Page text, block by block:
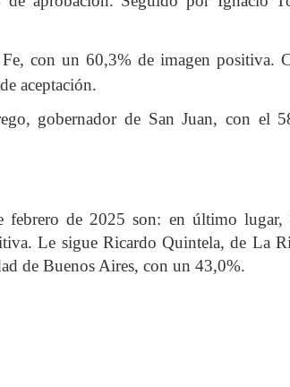
con un 60,3% de imagen positiva.
aceptación.
gobernador de San Juan, con el
febrero de 2025 son: en último lugar,
Le sigue Ricardo Quintela, de La
de Buenos Aires, con un 43,0%.